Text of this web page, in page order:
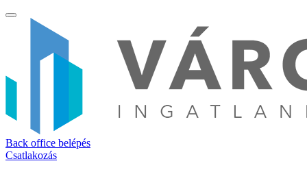
Back office belépés
Csatlakozás